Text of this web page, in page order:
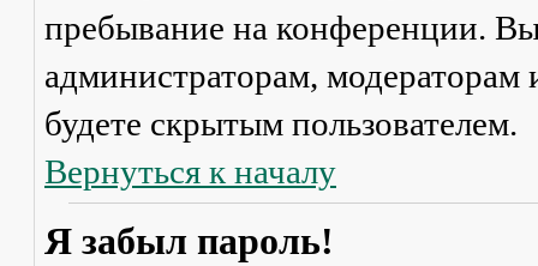
пребывание на конференции.
администраторам,
будете скрытым пользователем.
Вернуться к началу
Я забыл пароль!